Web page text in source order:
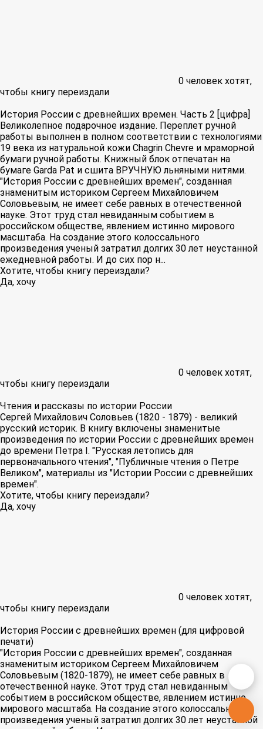
0 человек хотят,
чтобы книгу переиздали
История России с древнейших времен. Часть 2 [цифра]
Великолепное подарочное издание. Переплет ручной
работы выполнен в полном соответствии с технологиями
19 века из натуральной кожи Chagrin Chevre и мраморной
бумаги ручной работы. Книжный блок отпечатан на
бумаге Garda Pat и сшита ВРУЧНУЮ льняными нитями.
"История России с древнейших времен", созданная
знаменитым историком Сергеем Михайловичем
Соловьевым, не имеет себе равных в отечественной
науке. Этот труд стал невиданным событием в
российском обществе, явлением истинно мирового
масштаба. На создание этого колоссального
произведения ученый затратил долгих 30 лет неустанной
ежедневной работы. И до сих пор н...
Хотите, чтобы книгу переиздали?
Да, хочу
0 человек хотят,
чтобы книгу переиздали
Чтения и рассказы по истории России
Сергей Михайлович Соловьев (1820 - 1879) - великий
русский историк. В книгу включены знаменитые
произведения по истории России с древнейших времен
до времени Петра I. "Русская летопись для
первоначального чтения", "Публичные чтения о Петре
Великом", материалы из "Истории России с древнейших
времен".
Хотите, чтобы книгу переиздали?
Да, хочу
0 человек хотят,
чтобы книгу переиздали
История России с древнейших времен (для цифровой
печати)
"История России с древнейших времен", созданная
знаменитым историком Сергеем Михайловичем
Соловьевым (1820-1879), не имеет себе равных в
отечественной науке. Этот труд стал невиданным
событием в российском обществе, явлением истинно
мирового масштаба. На создание этого колоссального
произведения ученый затратил долгих 30 лет неустанной